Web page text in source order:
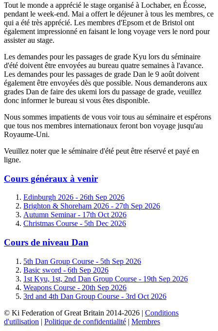
Tout le monde a apprécié le stage organisé à Lochaber, en Écosse,
pendant le week-end. Mai a offert le déjeuner à tous les membres, ce
qui a été très apprécié. Les membres d'Epsom et de Bristol ont
également impressionné en faisant le long voyage vers le nord pour
assister au stage.
Les demandes pour les passages de grade Kyu lors du séminaire
d'été doivent être envoyées au bureau quatre semaines à l'avance.
Les demandes pour les passages de grade Dan le 9 août doivent
également être envoyées dès que possible. Nous demanderons aux
grades Dan de faire des ukemi lors du passage de grade, veuillez
donc informer le bureau si vous êtes disponible.
Nous sommes impatients de vous voir tous au séminaire et espérons
que tous nos membres internationaux feront bon voyage jusqu'au
Royaume-Uni.
Veuillez noter que le séminaire d'été peut être réservé et payé en
ligne.
Cours généraux à venir
Edinburgh 2026 - 26th Sep 2026
Brighton & Shoreham 2026 - 27th Sep 2026
Autumn Seminar - 17th Oct 2026
Christmas Course - 5th Dec 2026
Cours de niveau Dan
5th Dan Group Course - 5th Sep 2026
Basic sword - 6th Sep 2026
1st Kyu, 1st, 2nd Dan Group Course - 19th Sep 2026
Weapons Course - 20th Sep 2026
3rd and 4th Dan Group Course - 3rd Oct 2026
© Ki Federation of Great Britain 2014-2026 | Conditions
d'utilisation | Politique de confidentialité | Membres